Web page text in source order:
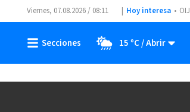
Viernes, 07.08.2026 / 08:11 Hoy interesa OIJ
15 ºC